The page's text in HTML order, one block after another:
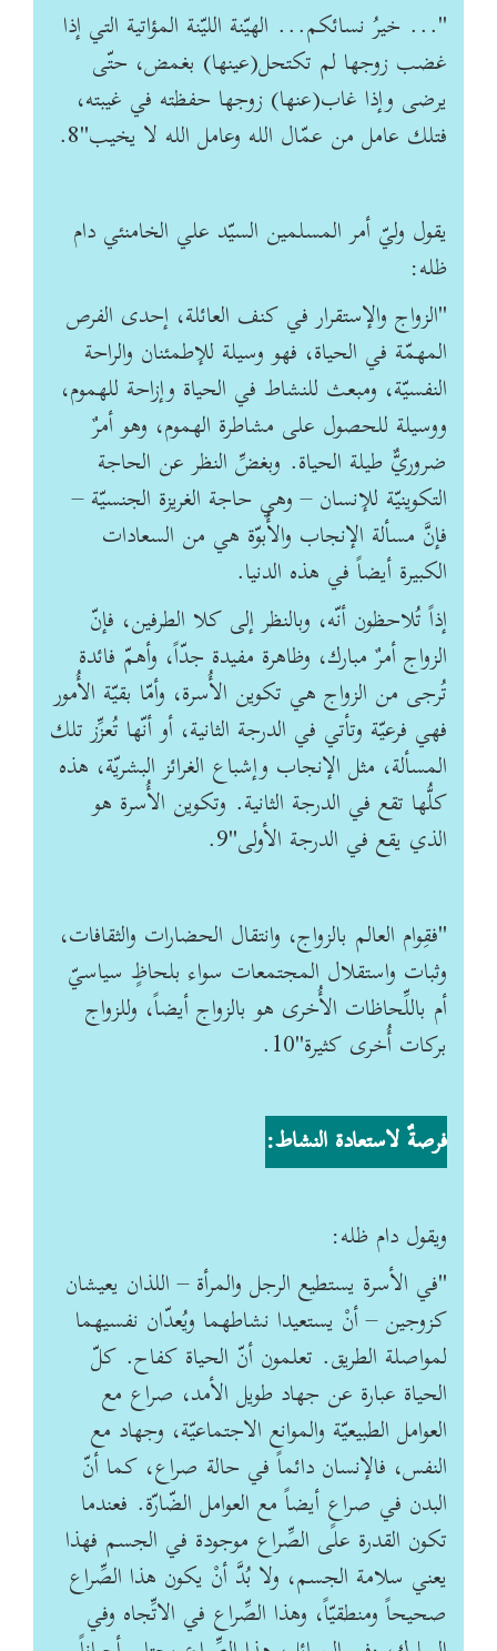
"... خيرُ نسائكم... الهيّنة الليّنة المؤاتية التي إذا
غضب زوجها لم تكتحل(عينها) بغمض، حتّى
يرضى وإذا غاب(عنها) زوجها حفظته في غيبته،
فتلك عامل من عمّال الله وعامل الله لا يخيب"8 .
يقول وليّ أمر المسلمين السيّد علي الخامنئي دام
ظله:
"الزواج والإستقرار في كنف العائلة، إحدى الفرص
المهمّة في الحياة، فهو وسيلة للإطمئنان والراحة
النفسيّة، ومبعث للنشاط في الحياة وإزاحة للهموم،
ووسيلة للحصول على مشاطرة الهموم، وهو أمرٌ
ضروريٌّ طيلة الحياة. وبغضِّ النظر عن الحاجة
التكوينيّة للإنسان – وهي حاجة الغريزة الجنسيّة –
فإنَّ مسألة الإنجاب والأُبوّة هي من السعادات
الكبيرة أيضاً في هذه الدنيا.
إذاً تُلاحظون أنّه، وبالنظر إلى كلا الطرفين، فإنّ
الزواج أمرٌ مبارك، وظاهرة مفيدة جدّاً، وأهمّ فائدة
تُرجى من الزواج هي تكوين الأُسرة، وأمّا بقيّة الأُمور
فهي فرعيّة وتأتي في الدرجة الثانية، أو أنّها تُعزِّز تلك
المسألة، مثل الإنجاب وإشباع الغرائز البشريّة، هذه
كلُّها تقع في الدرجة الثانية. وتكوين الأُسرة هو
الذي يقع في الدرجة الأولى"9 .
"فقِوام العالم بالزواج، وانتقال الحضارات والثقافات،
وثبات واستقلال المجتمعات سواء بلحاظٍ سياسيّ
أم باللِّحاظات الأُخرى هو بالزواج أيضاً، وللزواج
بركات أُخرى كثيرة"10 .
فرصةٌ لاستعادة النشاط:
ويقول دام ظله:
"في الأسرة يستطيع الرجل والمرأة – اللذان يعيشان
كزوجين – أنْ يستعيدا نشاطهما ويُعدّان نفسيهما
لمواصلة الطريق. تعلمون أنّ الحياة كفاح. كلّ
الحياة عبارة عن جهاد طويل الأمد، صراع مع
العوامل الطبيعيّة والموانع الاجتماعيّة، وجهاد مع
النفس، فالإنسان دائماً في حالة صراع، كما أنّ
البدن في صراعٍ أيضاً مع العوامل الضّارّة. فعندما
تكون القدرة على الصِّراع موجودة في الجسم فهذا
يعني سلامة الجسم، ولا بُدَّ أنْ يكون هذا الصِّراع
صحيحاً ومنطقيّاً، وهذا الصِّراع في الاتِّجاه وفي